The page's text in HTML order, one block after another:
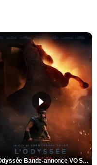
L'Odyssée Bande-annonce VO STFR